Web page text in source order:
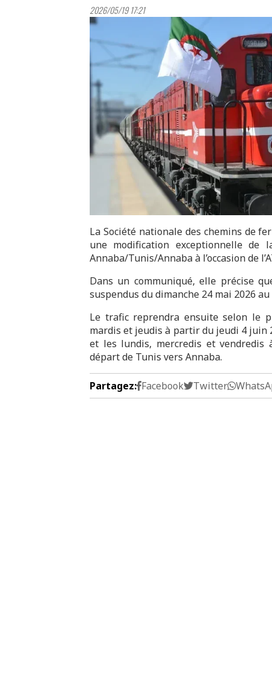
2026/05/19 17:21
La Société nationale des chemins de
une modification exceptionnelle
Annaba/Tunis/Annaba à l’occasion de
Dans un communiqué, elle précise
suspendus du dimanche 24 mai 2026
Le trafic reprendra ensuite selon le
mardis et jeudis à partir du jeudi 4 juin
et les lundis, mercredis et
départ de Tunis vers Annaba.
Partagez: Facebook Twitter